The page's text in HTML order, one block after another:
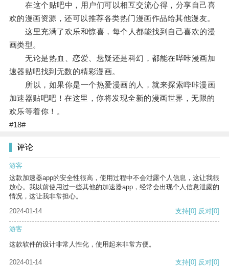
在这个贴吧中，用户们可以相互交流心得，分享自己喜
欢的漫画资源，还可以推荐各类热门漫画作品给其他漫友。
这里充满了欢乐和惊喜，每个人都能找到自己喜欢的漫
画类型。
无论是热血、恋爱、悬疑还是科幻，都能在哔咔漫画加
速器贴吧找到无数的精彩漫画。
所以，如果你是一个热爱漫画的人，就来探索哔咔漫画
加速器贴吧吧！在这里，你将发现全新的漫画世界，无限的
欢乐等着你！。
#18#
评论
游客
这款加速器app的安全性很高，使用过程中不会泄露个人信息，这让我很
放心。我以前使用过一些其他的加速器app，经常会出现个人信息泄露的
情况，这让我非常担心。
2024-01-14
支持[0] 反对[0]
游客
这款软件的设计非常人性化，使用起来非常方便。
2024-01-14 支持[0] 反对[0]